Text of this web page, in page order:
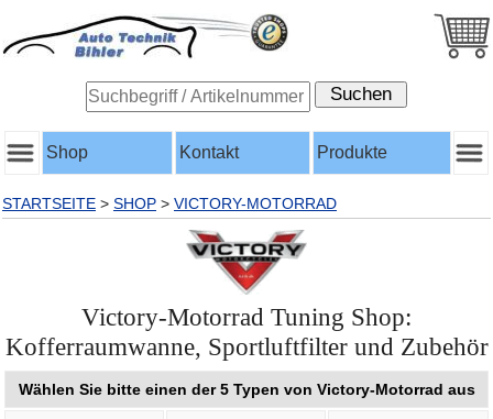
Shop Kontakt Produkte
STARTSEITE > SHOP > VICTORY-MOTORRAD
Victory-Motorrad Tuning Shop:
Kofferraumwanne, Sportluftfilter und Zubehör
Wählen Sie bitte einen der 5 Typen von Victory-Motorrad aus